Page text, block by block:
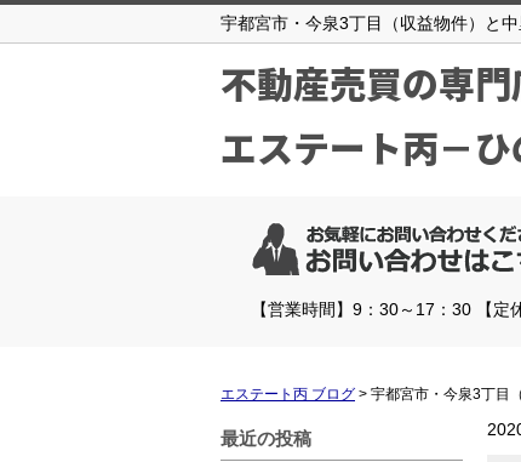
宇都宮市・今泉3丁目（収益物件）と中
不動産売買の専門
エステート丙－ひ
【営業時間】9：30～17：30 【定
エステート丙 ブログ > 宇都宮市・今泉3丁目
最近の投稿